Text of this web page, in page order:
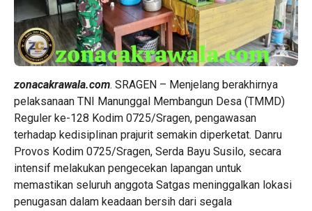
zonacakrawala.com. SRAGEN – Menjelang berakhirnya
pelaksanaan TNI Manunggal Membangun Desa (TMMD)
Reguler ke-128 Kodim 0725/Sragen, pengawasan
terhadap kedisiplinan prajurit semakin diperketat. Danru
Provos Kodim 0725/Sragen, Serda Bayu Susilo, secara
intensif melakukan pengecekan lapangan untuk
memastikan seluruh anggota Satgas meninggalkan lokasi
penugasan dalam keadaan bersih dari segala